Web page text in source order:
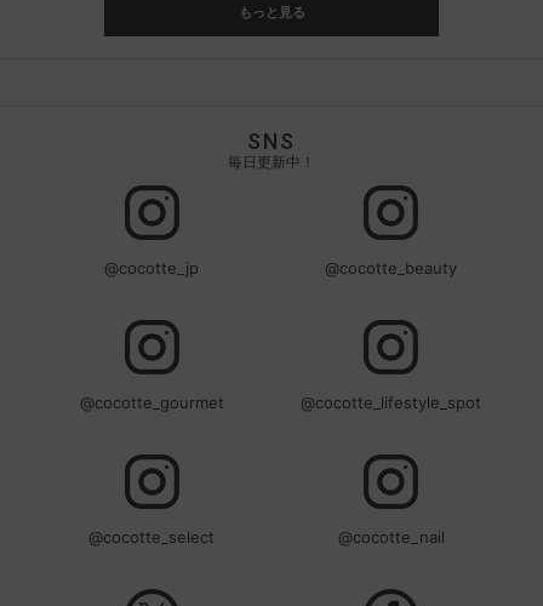
もっと見る
SNS
毎日更新中！
@cocotte_jp @cocotte_beauty
@cocotte_gourmet @cocotte_lifestyle_spot
@cocotte_select @cocotte_nail